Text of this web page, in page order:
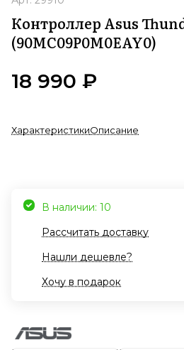
Контроллер Asus
(90MC09P0M0EAY0)
18 990 ₽
ХарактеристикиОписание
В наличии: 10
Рассчитать доставку
Нашли дешевле?
Хочу в подарок